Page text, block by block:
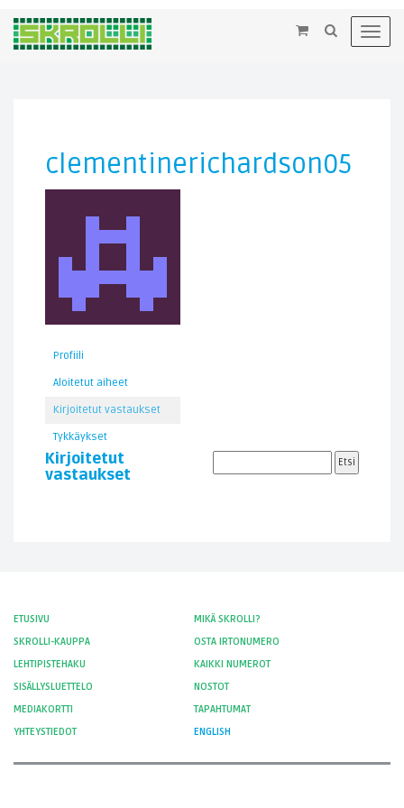
×
clementinerichardson05
Profiili
Aloitetut aiheet
Kirjoitetut vastaukset
Tykkäykset
Kirjoitetut
vastaukset
ETUSIVU
MIKÄ SKROLLI?
SKROLLI-KAUPPA
OSTA IRTONUMERO
LEHTIPISTEHAKU
KAIKKI NUMEROT
SISÄLLYSLUETTELO
NOSTOT
MEDIAKORTTI
TAPAHTUMAT
YHTEYSTIEDOT
ENGLISH